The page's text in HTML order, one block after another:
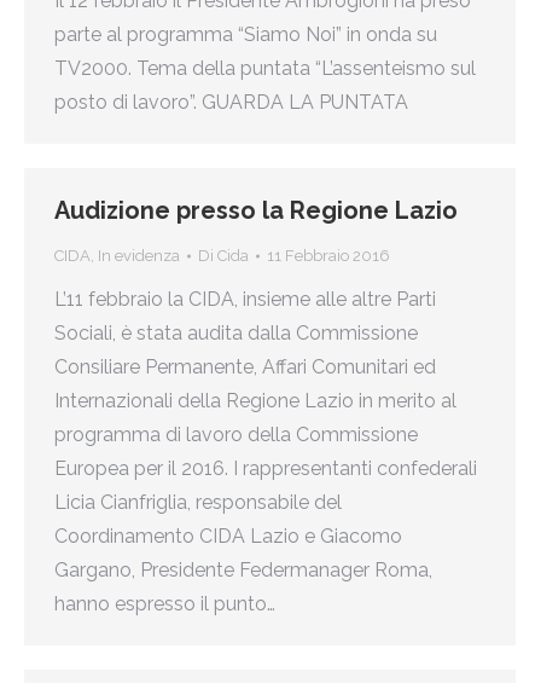
parte al programma “Siamo Noi” in onda su
TV2000. Tema della puntata “L’assenteismo sul
posto di lavoro”. GUARDA LA PUNTATA
Audizione presso la Regione Lazio
CIDA, In evidenza Di Cida 11 Febbraio 2016
L’11 febbraio la CIDA, insieme alle altre Parti
Sociali, è stata audita dalla Commissione
Consiliare Permanente, Affari Comunitari ed
Internazionali della Regione Lazio in merito al
programma di lavoro della Commissione
Europea per il 2016. I rappresentanti confederali
Licia Cianfriglia, responsabile del
Coordinamento CIDA Lazio e Giacomo
Gargano, Presidente Federmanager Roma,
hanno espresso il punto…